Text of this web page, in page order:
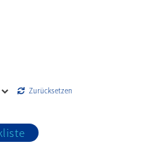
Zurücksetzen